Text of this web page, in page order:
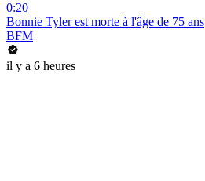
0:20
Bonnie Tyler est morte à l'âge de 75 ans
BFM
il y a 6 heures